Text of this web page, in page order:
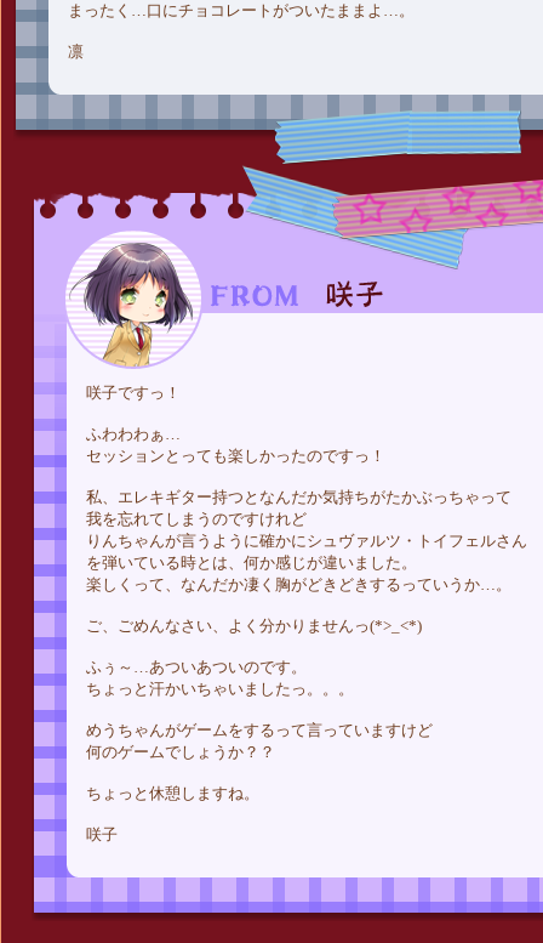
まったく…口にチョコレートがついたままよ…。
凛
咲子ですっ！
ふわわわぁ…
セッションとっても楽しかったのですっ！
私、エレキギター持つとなんだか気持ちがたかぶっちゃって
我を忘れてしまうのですけれど
りんちゃんが言うように確かにシュヴァルツ・トイフェルさん
を弾いている時とは、何か感じが違いました。
楽しくって、なんだか凄く胸がどきどきするっていうか…。
ご、ごめんなさい、よく分かりませんっ(*>_<*)
ふぅ～…あついあついのです。
ちょっと汗かいちゃいましたっ。。。
めうちゃんがゲームをするって言っていますけど
何のゲームでしょうか？？
ちょっと休憩しますね。
咲子